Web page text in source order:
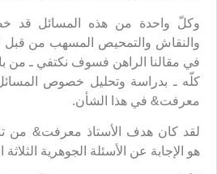
وكلّ واحدة من هذه المسائل قد
والنقاش والتمحيص المسهب من قبل
في مقالنا الراهن فسوف نكتفي ـ من
كلّه ـ بدراسة وتحليل خصوص
معرفت& في هذا الشأن.
لقد كان هدف الأستاذ معرفت& من
هو الإجابة عن الأسئلة الجوهرية الثلاثة